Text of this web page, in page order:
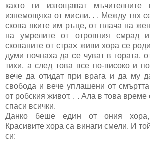
както ги изтощават
изнемощяха от мисли. . . Между тях
скова яките им ръце, от плача на
на умрелите от отровния смрад
скованите от страх живи хора се
думи почнаха да се чуват в гората,
тихи, а след това все по-високо и
вече да отидат при врага и да му
свобода и вече уплашени от
от робския живот. . . Ала в това
спаси всички.
Данко беше един от ония хора,
Красивите хора са винаги смели. И
си: